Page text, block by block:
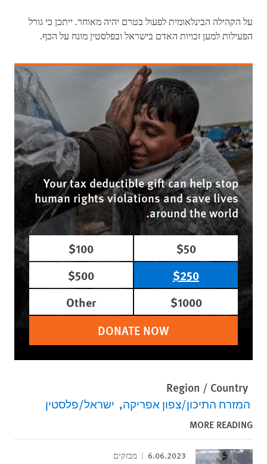
על הקהילה הבינלאומית לפעול בטרם יהיה מאוחר. ייתכן כי גורל
הפעילות למען זכויות האדם בישראל ובפלסטין מונח על הכף.
Your tax deductible gift can help stop
human rights violations and save lives
around the world.
$50
$100
$250
$500
$1000
Other
DONATE NOW
Region / Country
המזרח התיכון/צפון אפריקה ישראל/פלסטין
MORE READING
6.06.2023 מבזקים